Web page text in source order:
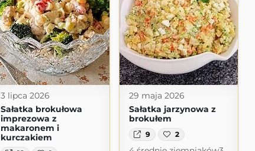
3 lipca 2026
Sałatka brokułowa
imprezowa z
makaronem i
kurczakiem
29 maja 2026
Sałatka jarzynowa z
brokułem
9 2